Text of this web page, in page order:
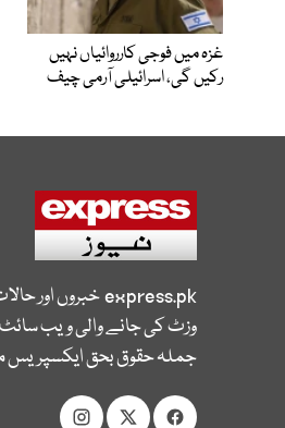
غزہ میں فوجی کارروائیاں نہیں
رکیں گی، اسرائیلی آرمی چیف
express.pkخبروں اور
وزٹ کی جانے والی ویب
جملہ حقوق بحق ایکسپریس